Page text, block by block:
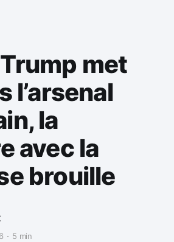
met
l’arsenal
la
avec la
brouille
5 min